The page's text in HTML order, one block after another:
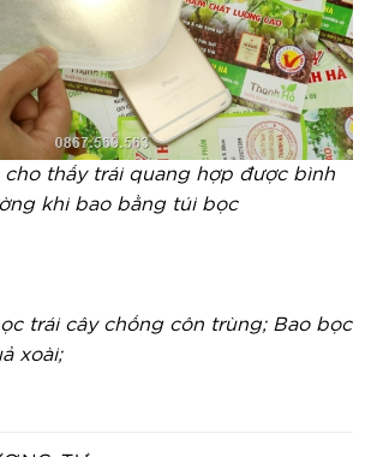
cho thấy trái quang hợp được bình
khi bao bằng túi bọc
trái cây chống côn trùng; Bao bọc
xoài;